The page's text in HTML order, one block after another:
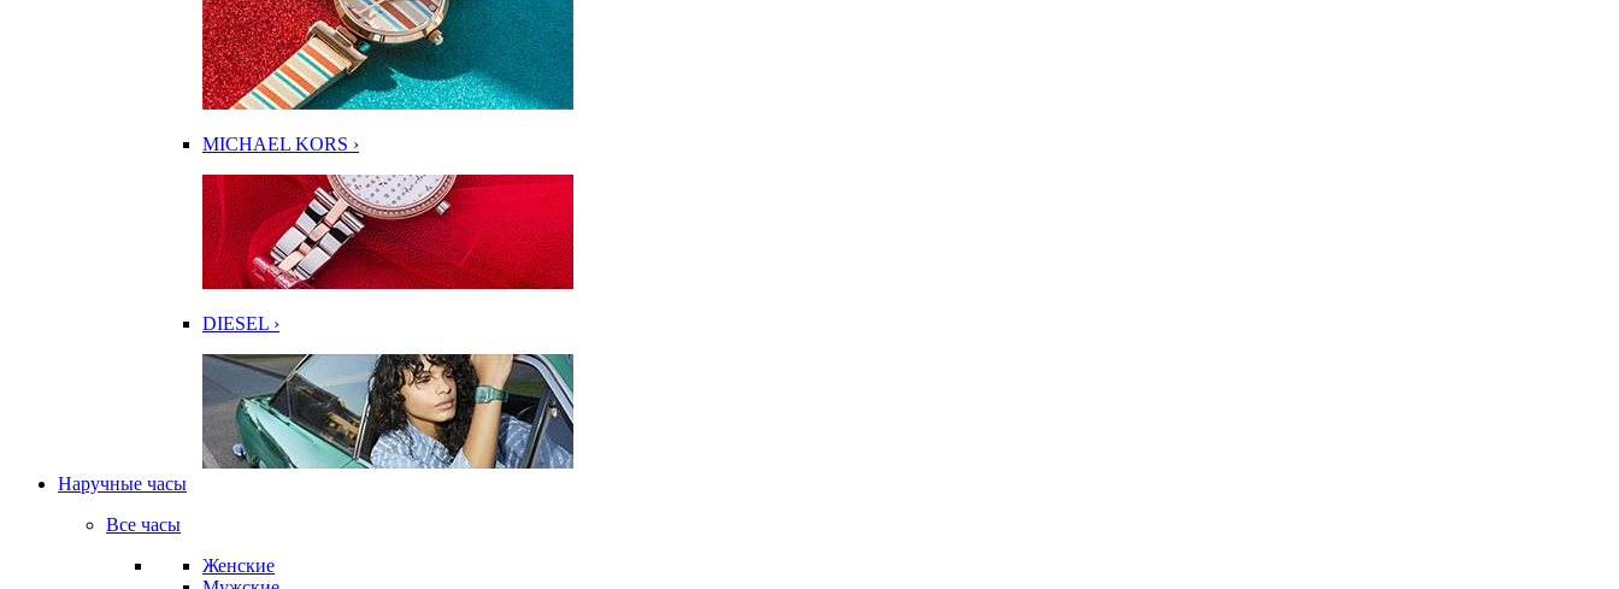
MICHAEL KORS ›
DIESEL ›
Наручные часы
Все часы
Женские